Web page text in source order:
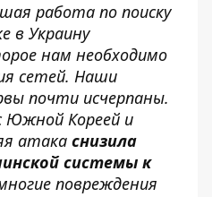
работа по поиску
в Украину
нам необходимо
сетей. Наши
почти исчерпаны.
Южной Кореей и
атака снизила
системы к
повреждения